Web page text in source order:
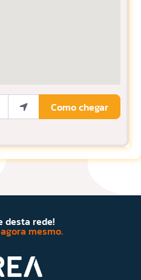
Como chegar
desta rede!
mesmo.